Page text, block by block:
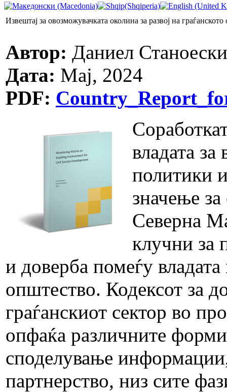
Извештај за овозможувачката околина за развој на
Автор: Даниел Станоески
Дата: Мај, 2024
PDF:
владата
политики
значење
Северна
клучни за
и доверба помеѓу
општество. Кодексот за
граѓанскиот сектор во
опфаќа различните
споделување
партнерство, низ сите